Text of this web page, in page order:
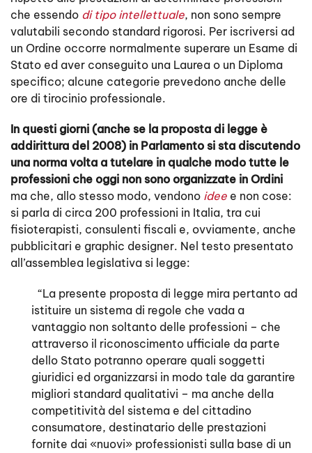
che essendo di tipo intellettuale, non sono sempre
valutabili secondo standard rigorosi. Per iscriversi ad
un Ordine occorre normalmente superare un Esame di
Stato ed aver conseguito una Laurea o un Diploma
specifico; alcune categorie prevedono anche delle
ore di tirocinio professionale.
In questi giorni (anche se la proposta di legge è
addirittura del 2008) in Parlamento si sta discutendo
una norma volta a tutelare in qualche modo tutte le
professioni che oggi non sono organizzate in Ordini
ma che, allo stesso modo, vendono idee e non cose:
si parla di circa 200 professioni in Italia, tra cui
fisioterapisti, consulenti fiscali e, ovviamente, anche
pubblicitari e graphic designer. Nel testo presentato
all’assemblea legislativa si legge:
“La presente proposta di legge mira pertanto ad
istituire un sistema di regole che vada a
vantaggio non soltanto delle professioni – che
attraverso il riconoscimento ufficiale da parte
dello Stato potranno operare quali soggetti
giuridici ed organizzarsi in modo tale da garantire
migliori standard qualitativi – ma anche della
competitività del sistema e del cittadino
consumatore, destinatario delle prestazioni
fornite dai «nuovi» professionisti sulla base di un